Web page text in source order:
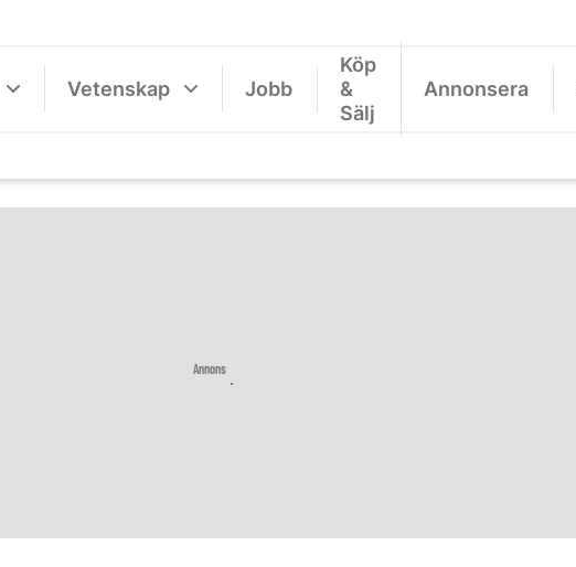
Vetenskap Jobb
Köp
&
Sälj
Annonsera
Annons